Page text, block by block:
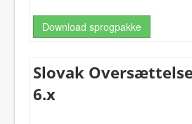
Download sprogpakke
Slovak
6.x